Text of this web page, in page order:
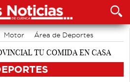
Motor
Área de Deportes